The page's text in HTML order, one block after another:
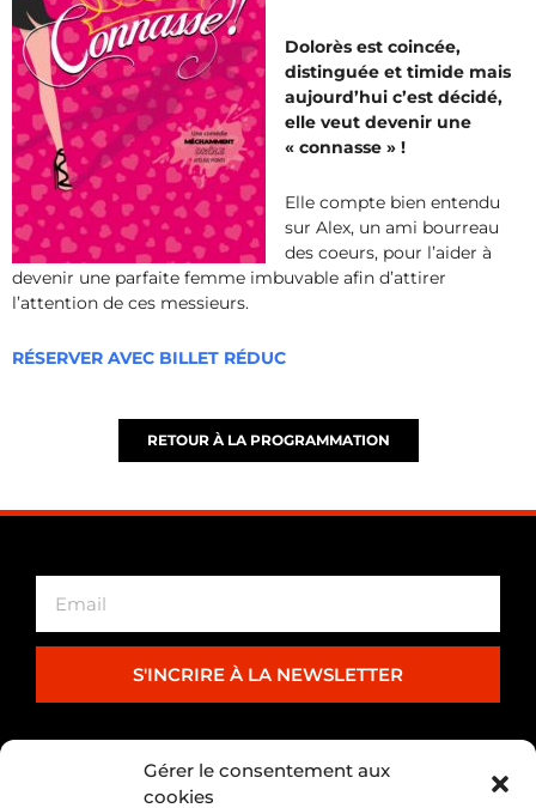
Gérer le consentement aux
cookies
Dolorès est coincée,
distinguée et timide mais
aujourd’hui c’est décidé,
elle veut devenir une
« connasse » !
Elle compte bien entendu
sur Alex, un ami bourreau
des coeurs, pour l’aider à
devenir une parfaite femme imbuvable afin d’attirer
l’attention de ces messieurs.
RÉSERVER AVEC BILLET RÉDUC
RETOUR À LA PROGRAMMATION
S'INCRIRE À LA NEWSLETTER
PARTENARIAT